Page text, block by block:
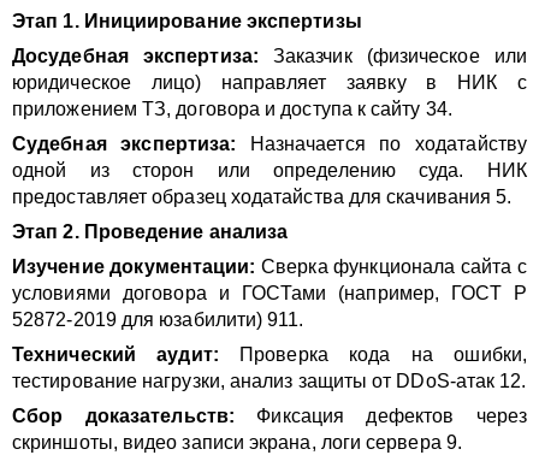
Этап 1. Инициирование экспертизы
Досудебная экспертиза: Заказчик (физическое или
юридическое лицо) направляет заявку в НИК с
приложением ТЗ, договора и доступа к сайту 34.
Судебная экспертиза: Назначается по ходатайству
одной из сторон или определению суда. НИК
предоставляет образец ходатайства для скачивания 5.
Этап 2. Проведение анализа
Изучение документации: Сверка функционала сайта с
условиями договора и ГОСТами (например, ГОСТ Р
52872-2019 для юзабилити) 911.
Технический аудит: Проверка кода на ошибки,
тестирование нагрузки, анализ защиты от DDoS-атак 12.
Сбор доказательств: Фиксация дефектов через
скриншоты, видео записи экрана, логи сервера 9.